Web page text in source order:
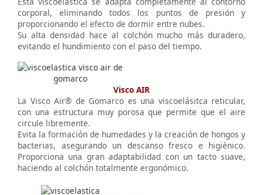
corporal, eliminando todos los puntos de presión y
proporcionando el efecto de dormir entre nubes.
Su alta densidad hace al colchón mucho más duradero,
evitando el hundimiento con el paso del tiempo.
Visco AIR
La Visco Air® de Gomarco es una viscoelásitca reticular,
con una estructura muy porosa que permite que el aire
circule libremente.
Evita la formación de humedades y la creación de hongos y
bacterias, asegurando un descanso fresco e higiénico.
Proporciona una gran adaptabilidad con un tacto suave,
haciendo al colchón totalmente ergonómico.